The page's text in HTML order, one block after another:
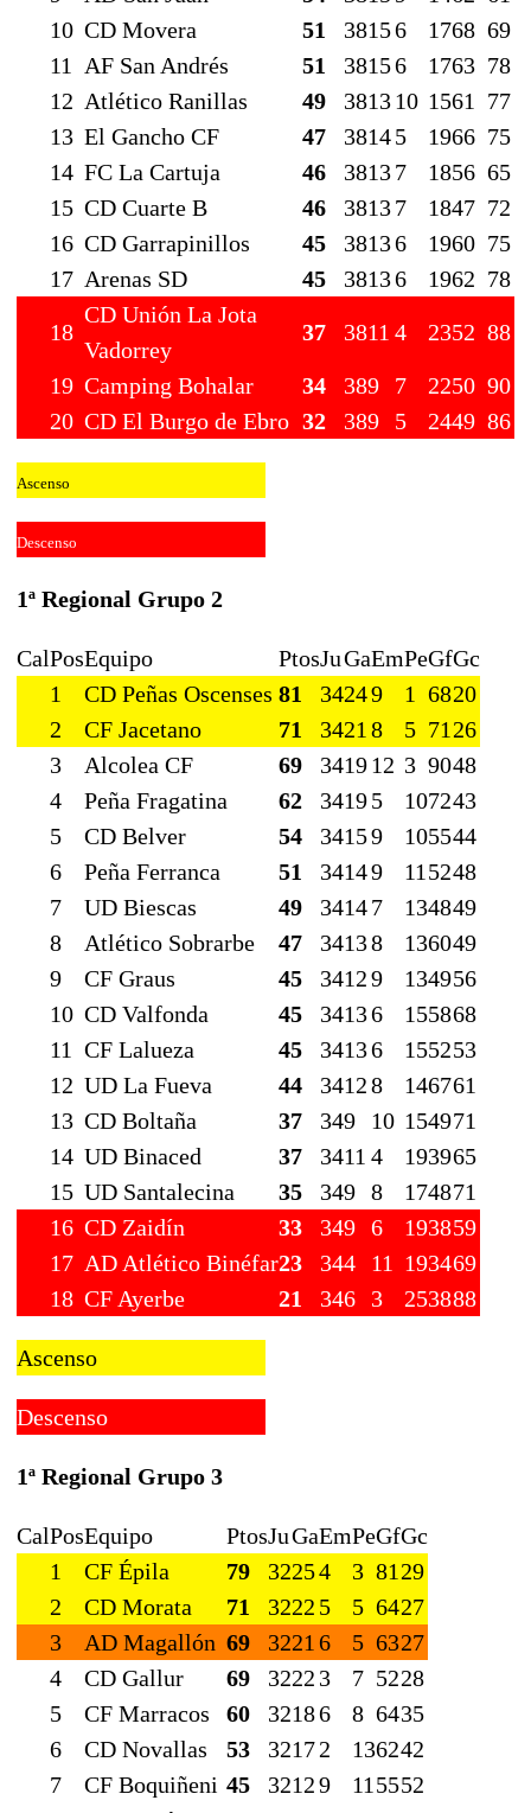
10 CD Movera 51 38156 1768 69
11
AF San Andrés 51 38156 1763 78
12 Atlético Ranillas 49 381310 1561
77
13 El Gancho CF 47 38145 1966 75
14 FC La Cartuja 46 38137 1856 65
15 CD Cuarte B 46 38137 1847 72
16 CD Garrapinillos 45 38136 1960 75
17 Arenas SD 45 38136 1962 78
18
CD Unión La Jota
Vadorrey
37 3811 4 2352 88
19 Camping Bohalar 34 389 7 2250 90
20 CD El Burgo de Ebro 32 389 5 2449 86
Ascenso
Descenso
1ª Regional Grupo 2
CalPosEquipo PtosJuGaEmPeGfGc
1
CD Peñas Oscenses 81 34249 1 6820
2
CF Jacetano 71 3421 8 5 71 26
3
Alcolea CF 69 341912 3 9048
4
Peña Fragatina 62 34195 107243
5
CD Belver 54 34159 105544
6
Peña Ferranca 51 34149 11 5248
7
UD Biescas 49 34147 134849
8
Atlético Sobrarbe 47 34138 136049
9
CF Graus 45 34129 134956
10 CD Valfonda 45 34136 155868
11 CF Lalueza 45 34136 155253
12 UD La Fueva 44 34128 146761
13 CD Boltaña 37 349 10 154971
14 UD Binaced 37 3411 4 193965
15 UD Santalecina 35 349 8 174871
16 CD Zaidín 33 349 6 193859
17 AD Atlético Binéfar23 344 11 193469
18 CF Ayerbe 21 346 3 253888
Ascenso
Descenso
1ª Regional Grupo 3
CalPosEquipo PtosJuGaEmPeGfGc
1
CF Épila 79 32254 3 81 29
2
CD Morata 71 3222 5 5 6427
3
AD Magallón 69 3221 6 5 6327
4
CD Gallur 69 3222 3 7 5228
5
CF Marracos 60 32186 8 6435
6
CD Novallas 53 32172 136242
7
CF Boquiñeni 45 32129 11 5552